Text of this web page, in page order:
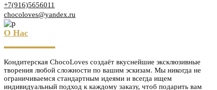
+7(916)5656011
chocoloves@yandex.ru
О Нас
Кондитерская ChocoLoves создаёт вкуснейшие эксклюзивные
творения любой сложности по вашим эскизам. Мы никогда не
ограничиваемся стандартным идеями и всегда ищем
индивидуальный подход к каждому заказу, чтоб подарить вам